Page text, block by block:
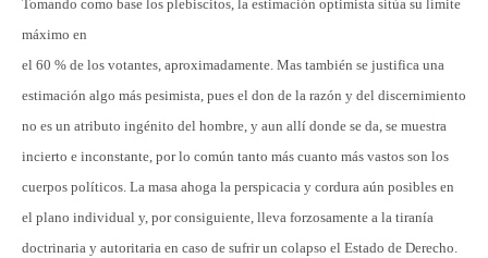
Tomando como base los plebiscitos, la estimación optimista sitúa su límite
máximo en
el 60 % de los votantes, aproximadamente. Mas también se justifica una
estimación algo más pesimista, pues el don de la razón y del discernimiento
no es un atributo ingénito del hombre, y aun allí donde se da, se muestra
incierto e inconstante, por lo común tanto más cuanto más vastos son los
cuerpos políticos. La masa ahoga la perspicacia y cordura aún posibles en
el plano individual y, por consiguiente, lleva forzosamente a la tiranía
doctrinaria y autoritaria en caso de sufrir un colapso el Estado de Derecho.